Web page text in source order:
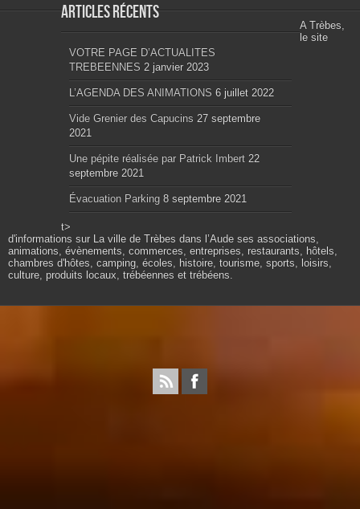
Articles récents
VOTRE PAGE D’ACTUALITES
TREBEENNES 2 janvier 2023
L’AGENDA DES ANIMATIONS 6 juillet 2022
Vide Grenier des Capucins 27 septembre
2021
Une pépite réalisée par Patrick Imbert 22
septembre 2021
Évacuation Parking 8 septembre 2021
t>
A Trèbes,
le site
d'informations sur La ville de Trèbes dans l’Aude ses associations,
animations, évènements, commerces, entreprises, restaurants, hôtels,
chambres d'hôtes, camping, écoles, histoire, tourisme, sports, loisirs,
culture, produits locaux, trébéennes et trébéens.